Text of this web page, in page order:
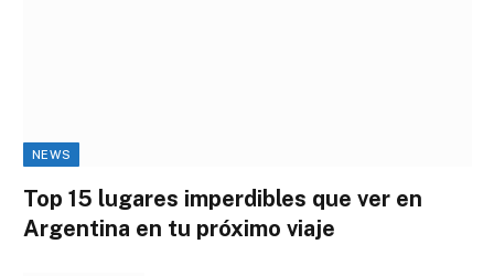
NEWS
Top 15 lugares imperdibles que ver en
Argentina en tu próximo viaje